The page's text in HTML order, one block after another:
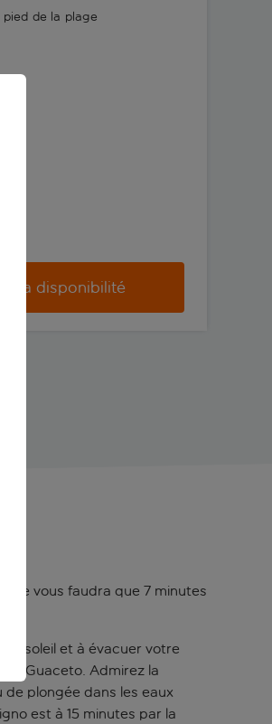
de la plage
la disponibilité
ne vous faudra que 7 minutes
soleil et à évacuer votre
Guaceto. Admirez la
plongée dans les eaux
est à 15 minutes par la